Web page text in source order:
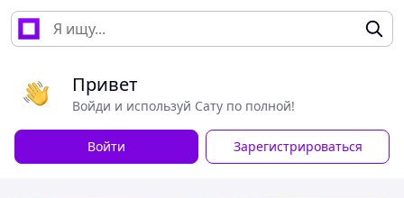
Привет
Войди и используй Сату по полной!
Войти Зарегистрироваться